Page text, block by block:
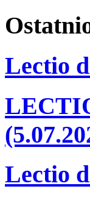
Lectio
Lectio